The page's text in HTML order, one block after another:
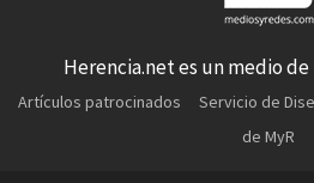
Herencia.net es un medio de
Artículos patrocinados Servicio de
de MyR